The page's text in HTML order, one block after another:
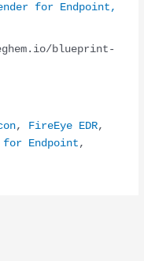
for Endpoint ,
blueprint-
, FireEye EDR,
for Endpoint ,